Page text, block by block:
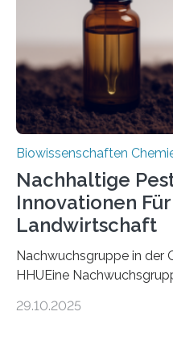
fossile Nachweis einer
stellt gleichzeitig den
Mückenlarve aus dem
Biowissenschaften
Nachhaltige
Innovationen
Landwirtschaft
Nachwuchsgruppe in der
HHUEine
fünf Jahren erforschen,
29.10.2025